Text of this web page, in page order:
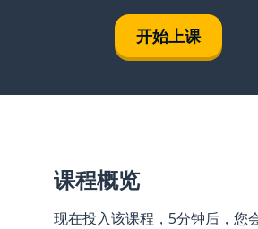
开始上课
课程概览
现在投入该课程，5分钟后，您